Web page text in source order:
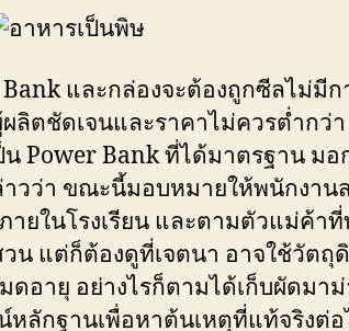
และกล่องจะต้องถูกซีลไม่มีก
ลิตชัดเจนและราคาไม่ควรต่ำกว่า
น Power Bank ที่ได้มาตรฐาน มอ
วว่า ขณะนี้มอบหมายให้พนักงาน
ายในโรงเรียน และตามตัวแม่ค้า
น แต่ก็ต้องดูที่เจตนา อาจใช้วัตถุ
ดอายุ อย่างไรก็ตามได้เก็บผัดมา
หลักฐานเพื่อหาต้นเหตุที่แท้จริงต่